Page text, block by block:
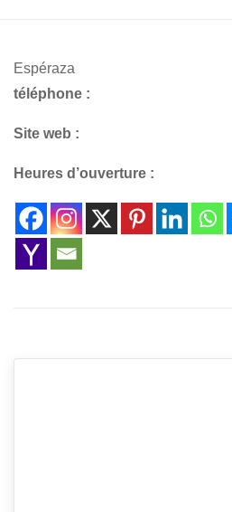
Espéraza
téléphone :
Site web :
Heures d’ouverture :